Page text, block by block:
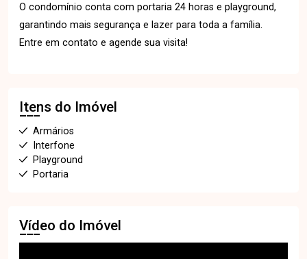
O condomínio conta com portaria 24 horas e playground,
garantindo mais segurança e lazer para toda a família.
Entre em contato e agende sua visita!
Itens do Imóvel
Armários
Interfone
Playground
Portaria
Vídeo do Imóvel